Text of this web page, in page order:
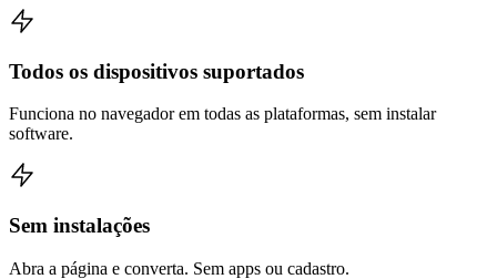
Todos os dispositivos suportados
Funciona no navegador em todas as plataformas, sem instalar
software.
Sem instalações
Abra a página e converta. Sem apps ou cadastro.